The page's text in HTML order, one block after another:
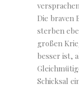
Die braven
sterben
großen
besser ist,
Schicksal